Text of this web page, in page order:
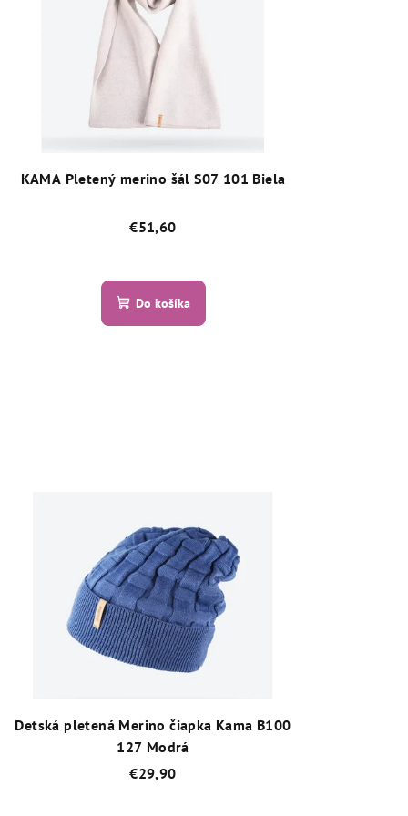
KAMA Pletený merino šál S07 101 Biela
€51,60
hodnotenie
produktu
je
Do košíka
Detská pletená Merino čiapka Kama B100
127 Modrá
€29,90